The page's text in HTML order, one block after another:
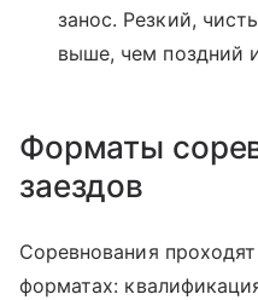
занос. Резкий,
выше, чем поздний
Форматы
заездов
Соревнования
форматах: